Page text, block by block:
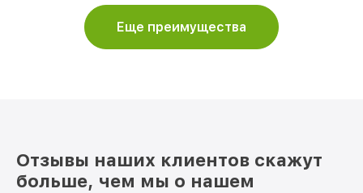
Еще преимущества
Отзывы наших клиентов скажут
больше, чем мы о нашем